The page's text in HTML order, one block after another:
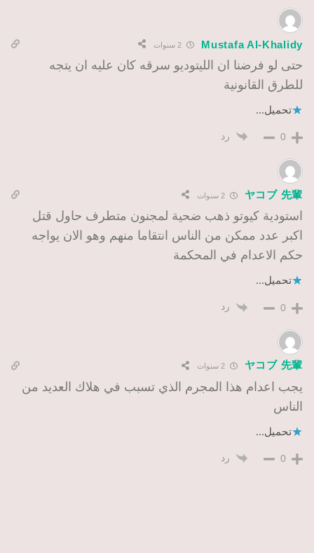
Mustafa Al-Khalidy
حتى لو فرضنا ان الليتوديو سرقه كان عليه ان يتجه
للطرق القانونية
تحميل...
0 رد
ヤコブ 先輩 2 سنوات
استودية كيوتو ذهب ضحية لمجنون متطرف حاول قتل
اكبر عدد ممكن من الناس انتقاما منهم وهو الان يواجه
حكم الاعدام في المحكمة
تحميل...
0 رد
ヤコブ 先輩 2 سنوات
يجب اعدام هذا المجرم الذي تسبب في هلاك العديد من
الناس
تحميل...
0 رد